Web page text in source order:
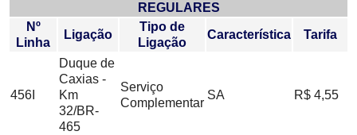
REGULARES
Nº
Linha
Ligação
Tipo de
Ligação
Característica Tarifa
456I
Duque de
Caxias -
Km
32/BR-
465
Serviço
Complementar
SA R$ 4,55